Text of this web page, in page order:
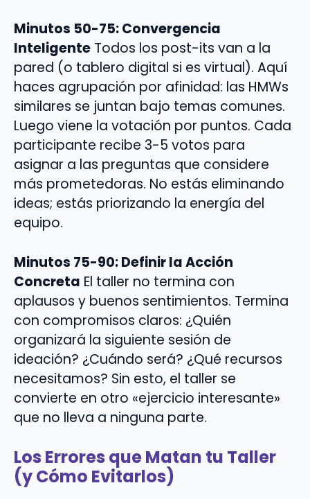
Minutos 50-75: Convergencia
Inteligente Todos los post-its van a la
pared (o tablero digital si es virtual). Aquí
haces agrupación por afinidad: las HMWs
similares se juntan bajo temas comunes.
Luego viene la votación por puntos. Cada
participante recibe 3-5 votos para
asignar a las preguntas que considere
más prometedoras. No estás eliminando
ideas; estás priorizando la energía del
equipo.
Minutos 75-90: Definir la Acción
Concreta El taller no termina con
aplausos y buenos sentimientos. Termina
con compromisos claros: ¿Quién
organizará la siguiente sesión de
ideación? ¿Cuándo será? ¿Qué recursos
necesitamos? Sin esto, el taller se
convierte en otro «ejercicio interesante»
que no lleva a ninguna parte.
Los Errores que Matan tu Taller
(y Cómo Evitarlos)